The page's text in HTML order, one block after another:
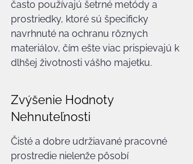
často používajú šetrné metódy a
prostriedky, ktoré sú špecificky
navrhnuté na ochranu rôznych
materiálov, čím ešte viac prispievajú k
dlhšej životnosti vášho majetku.
Zvýšenie Hodnoty
Nehnuteľnosti
Čisté a dobre udržiavané pracovné
prostredie nielenže pôsobí